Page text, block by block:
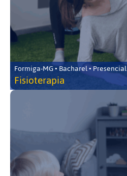
Formiga-MG • Bacharel • Presencial
Fisioterapia